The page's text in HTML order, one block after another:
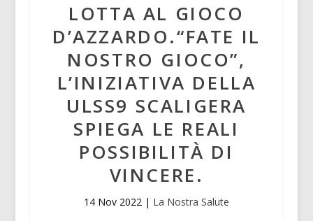
LOTTA AL GIOCO
D’AZZARDO.“FATE IL
NOSTRO GIOCO”,
L’INIZIATIVA DELLA
ULSS9 SCALIGERA
SPIEGA LE REALI
POSSIBILITÀ DI
VINCERE.
14 Nov 2022| La Nostra Salute